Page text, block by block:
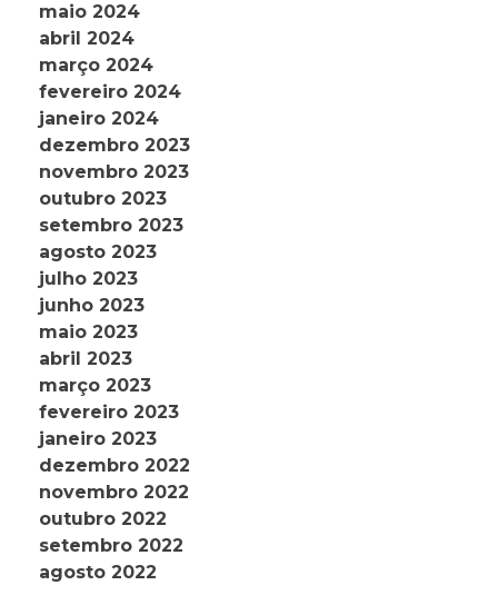
maio 2024
abril 2024
março 2024
fevereiro 2024
janeiro 2024
dezembro 2023
novembro 2023
outubro 2023
setembro 2023
agosto 2023
julho 2023
junho 2023
maio 2023
abril 2023
março 2023
fevereiro 2023
janeiro 2023
dezembro 2022
novembro 2022
outubro 2022
setembro 2022
agosto 2022